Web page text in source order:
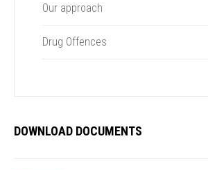
Our approach
Drug Offences
DOWNLOAD DOCUMENTS